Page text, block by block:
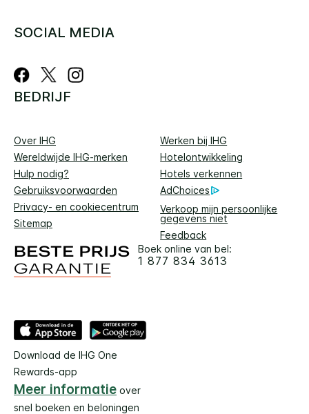
SOCIAL MEDIA
BEDRIJF
Over IHG
Werken bij IHG
Wereldwijde IHG-merken
Hotelontwikkeling
Hulp nodig?
Hotels verkennen
Gebruiksvoorwaarden
AdChoices
Privacy- en cookiecentrum
Verkoop mijn persoonlijke
gegevens niet
Sitemap
Feedback
Boek online van bel:
1 877 834 3613
Download de IHG One
Rewards-app
Meer informatie over
snel boeken en beloningen